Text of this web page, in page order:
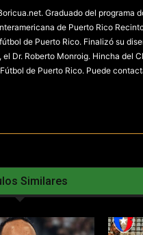
Graduado del programa
de Puerto Rico
de Puerto Rico. Finalizó su
el Dr. Roberto Monroig. Hincha del
de Puerto Rico. Puede
Similares